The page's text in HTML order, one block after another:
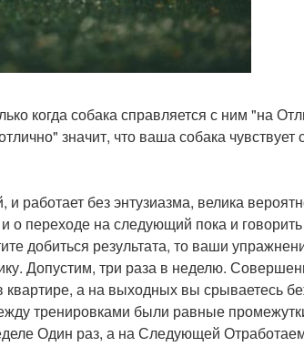
когда собака справляется с ним "на
значит, что ваша собака
работает без энтузиазма, велика
о переходе на следующий пока и говорить
добиться результата, то ваши
Допустим, три раза в неделю.
квартире, а на выходных вы срываетесь
тренировками были равные
Один раз, а на Следующей